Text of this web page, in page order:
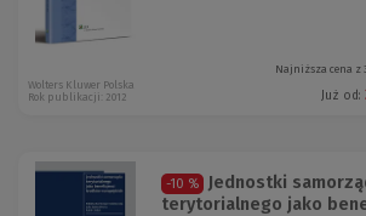
Najniższa cena z
Już od:
Wolters Kluwer Polska
Rok publikacji: 2012
-10 %
Jednostki
terytorialnego jako